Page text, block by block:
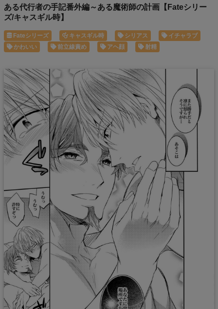
ある代行者の手記番外編～ある魔術師の計画【Fateシリー
ズ/キャスギル時】
Fateシリーズ キャスギル時 シリアス
イチャラブ
かわいい
前立線責め アヘ顔 射精